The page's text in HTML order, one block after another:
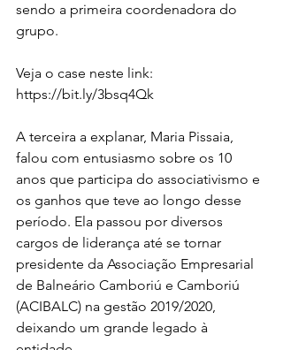
sendo a primeira coordenadora do
grupo.
Veja o case neste link:
https://bit.ly/3bsq4Qk
A terceira a explanar, Maria Pissaia,
falou com entusiasmo sobre os 10
anos que participa do associativismo e
os ganhos que teve ao longo desse
período. Ela passou por diversos
cargos de liderança até se tornar
presidente da Associação Empresarial
de Balneário Camboriú e Camboriú
(ACIBALC) na gestão 2019/2020,
deixando um grande legado à